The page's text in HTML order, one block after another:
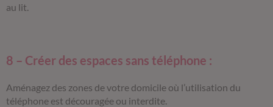
au lit.
8 – Créer des espaces sans téléphone :
Aménagez des zones de votre domicile où l’utilisation du
téléphone est découragée ou interdite.